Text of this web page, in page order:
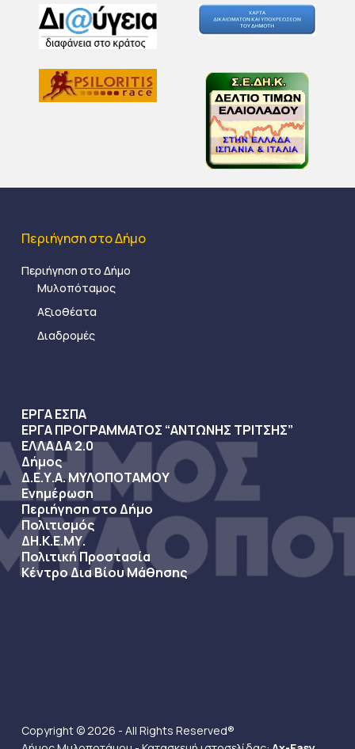
Περιήγηση στο Δήμο
Περιήγηση στο Δήμο
Μυλοπόταμος
Αξιοθέατα
Διαδρομές
ΕΡΓΑ ΕΣΠΑ
ΕΡΓΑ ΠΡΟΓΡΑΜΜΑΤΟΣ “ΑΝΤΩΝΗΣ ΤΡΙΤΣΗΣ”
ΕΛΛΑΔΑ 2.0
Δήμος
Δ.Ε.Υ.Α. ΜΥΛΟΠΟΤΑΜΟΥ
Ενημέρωση
Περιήγηση στο Δήμο
Πολιτισμός
ΔΗ.Κ.Ε.ΜΥ.
Πολιτική Προστασία
Κέντρο Δια Βίου Μάθησης
Copyright © 2026 - All Rights Reserved®